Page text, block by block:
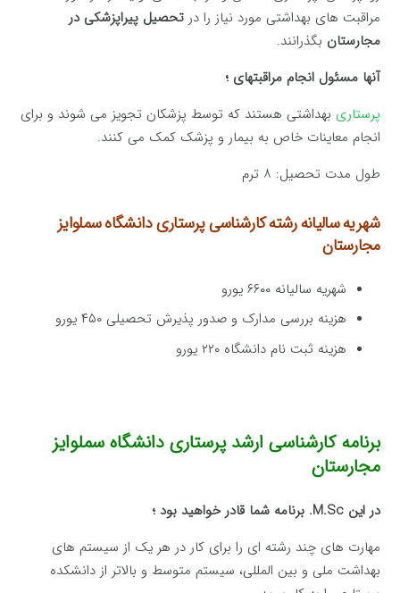
مراقبت های بهداشتی مورد نیاز را درتحصیل پیراپزشکی در
مجارستان بگذرانند.
آنها مسئول انجام مراقبتهای ؛
پرستاری بهداشتی هستند که توسط پزشکان تجویز می شوند و برای
انجام معاینات خاص به بیمار و پزشک کمک می کنند.
طول مدت تحصیل: ۸ ترم
شهریه سالیانه رشته کارشناسی پرستاریدانشگاه سملوایز
مجارستان
شهریه سالیانه ۶۶۰۰ یورو
هزینه بررسی مدارک و صدور پذیرش تحصیلی ۴۵۰ یورو
هزینه ثبت نام دانشگاه ۲۲۰ یورو
برنامه کارشناسی ارشد پرستاری دانشگاه سملوایز
مجارستان
در این M.Sc. برنامه شما قادر خواهید بود ؛
مهارت های چند رشته ای را برای کار در هر یک از سیستم های
بهداشت ملی و بین المللی، سیستم متوسط و بالاتر از دانشکده